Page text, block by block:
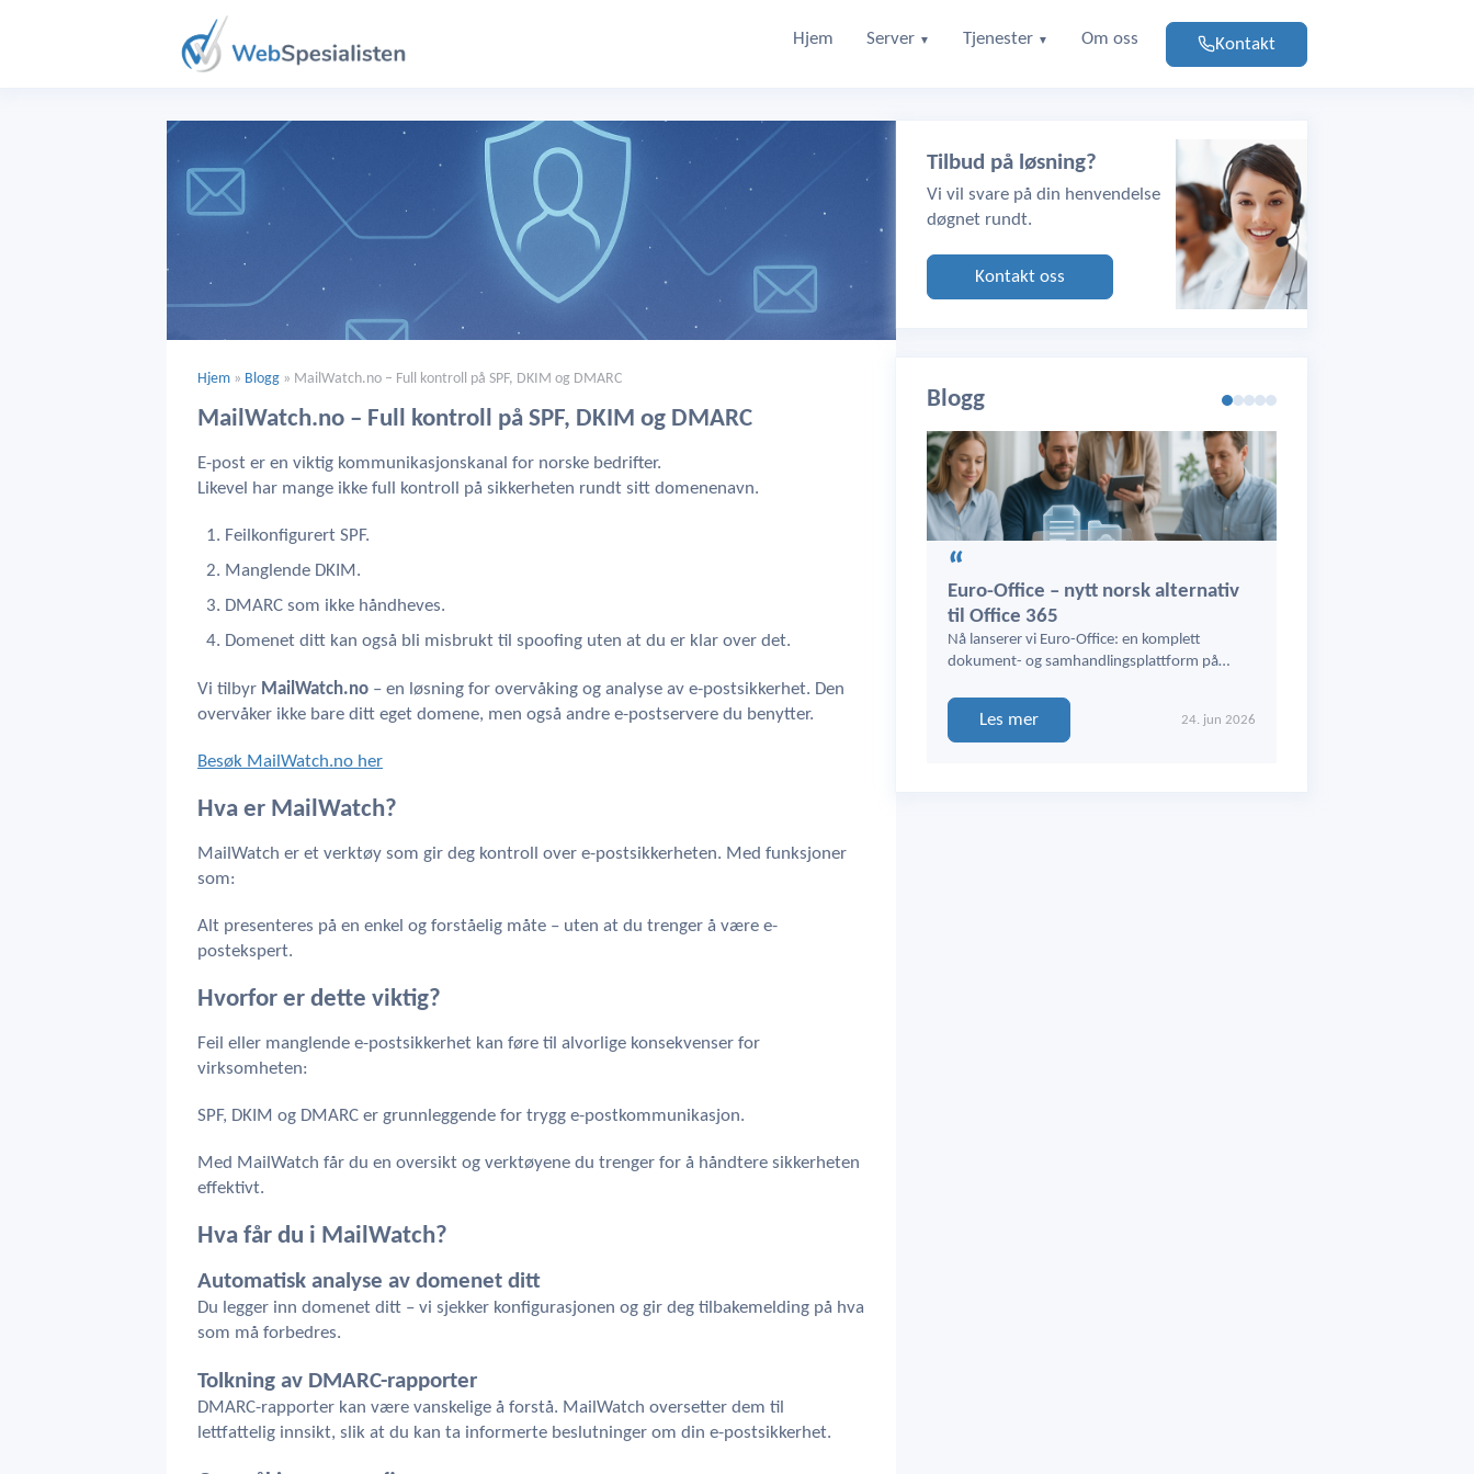
Hjem Server ▼ Tjenester ▼ Om oss Kontakt
Hjem » Blogg » MailWatch.no – Full kontroll på SPF, DKIM og DMARC
MailWatch.no – Full kontroll på SPF, DKIM og DMARC
E-post er en viktig kommunikasjonskanal for norske bedrifter.
Likevel har mange ikke full kontroll på sikkerheten rundt sitt domenenavn.
Feilkonfigurert SPF.
Manglende DKIM.
DMARC som ikke håndheves.
Domenet ditt kan også bli misbrukt til spoofing uten at du er klar over det.
Vi tilbyr MailWatch.no – en løsning for overvåking og analyse av e-postsikkerhet. Den
overvåker ikke bare ditt eget domene, men også andre e-postservere du benytter.
Besøk MailWatch.no her
Hva er MailWatch?
MailWatch er et verktøy som gir deg kontroll over e-postsikkerheten. Med funksjoner
som:
Alt presenteres på en enkel og forståelig måte – uten at du trenger å være e-
postekspert.
Hvorfor er dette viktig?
Feil eller manglende e-postsikkerhet kan føre til alvorlige konsekvenser for
virksomheten:
SPF, DKIM og DMARC er grunnleggende for trygg e-postkommunikasjon.
Med MailWatch får du en oversikt og verktøyene du trenger for å håndtere sikkerheten
effektivt.
Hva får du i MailWatch?
Automatisk analyse av domenet ditt
Du legger inn domenet ditt – vi sjekker konfigurasjonen og gir deg tilbakemelding på hva
som må forbedres.
Tolkning av DMARC-rapporter
DMARC-rapporter kan være vanskelige å forstå. MailWatch oversetter dem til
lettfattelig innsikt, slik at du kan ta informerte beslutninger om din e-postsikkerhet.
Tilbud på løsning?
Vi vil svare på din henvendelse
døgnet rundt.
Kontakt oss
Blogg
Euro-Office – nytt norsk alternativ
til Office 365
Nå lanserer vi Euro-Office: en komplett
dokument- og samhandlingsplattform på…
Les mer 24. jun 2026